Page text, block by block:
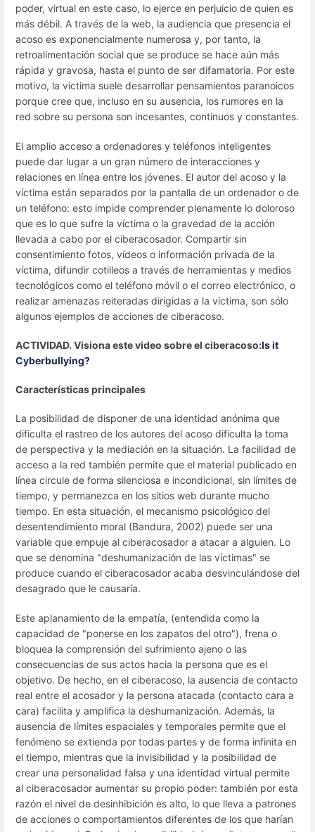
poder, virtual en este caso, lo ejerce en perjuicio de quien es
más débil. A través de la web, la audiencia que presencia el
acoso es exponencialmente numerosa y, por tanto, la
retroalimentación social que se produce se hace aún más
rápida y gravosa, hasta el punto de ser difamatoria. Por este
motivo, la víctima suele desarrollar pensamientos paranoicos
porque cree que, incluso en su ausencia, los rumores en la
red sobre su persona son incesantes, continuos y constantes.
El amplio acceso a ordenadores y teléfonos inteligentes
puede dar lugar a un gran número de interacciones y
relaciones en línea entre los jóvenes. El autor del acoso y la
víctima están separados por la pantalla de un ordenador o de
un teléfono: esto impide comprender plenamente lo doloroso
que es lo que sufre la víctima o la gravedad de la acción
llevada a cabo por el ciberacosador. Compartir sin
consentimiento fotos, vídeos o información privada de la
víctima, difundir cotilleos a través de herramientas y medios
tecnológicos como el teléfono móvil o el correo electrónico, o
realizar amenazas reiteradas dirigidas a la víctima, son sólo
algunos ejemplos de acciones de ciberacoso.
ACTIVIDAD. Visiona este video sobre el ciberacoso:Is it
Cyberbullying?
Características principales
La posibilidad de disponer de una identidad anónima que
dificulta el rastreo de los autores del acoso dificulta la toma
de perspectiva y la mediación en la situación. La facilidad de
acceso a la red también permite que el material publicado en
línea circule de forma silenciosa e incondicional, sin límites de
tiempo, y permanezca en los sitios web durante mucho
tiempo. En esta situación, el mecanismo psicológico del
desentendimiento moral (Bandura, 2002) puede ser una
variable que empuje al ciberacosador a atacar a alguien. Lo
que se denomina "deshumanización de las víctimas" se
produce cuando el ciberacosador acaba desvinculándose del
desagrado que le causaría.
Este aplanamiento de la empatía, (entendida como la
capacidad de "ponerse en los zapatos del otro"), frena o
bloquea la comprensión del sufrimiento ajeno o las
consecuencias de sus actos hacia la persona que es el
objetivo. De hecho, en el ciberacoso, la ausencia de contacto
real entre el acosador y la persona atacada (contacto cara a
cara) facilita y amplifica la deshumanización. Además, la
ausencia de límites espaciales y temporales permite que el
fenómeno se extienda por todas partes y de forma infinita en
el tiempo, mientras que la invisibilidad y la posibilidad de
crear una personalidad falsa y una identidad virtual permite
al ciberacosador aumentar su propio poder: también por esta
razón el nivel de desinhibición es alto, lo que lleva a patrones
de acciones o comportamientos diferentes de los que harían